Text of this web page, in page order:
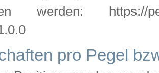
werden: https://
pro Pegel